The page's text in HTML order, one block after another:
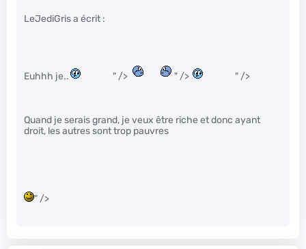
LeJediGris a écrit :
Euhhh je.. " /> " /> " />
Quand je serais grand, je veux être riche et donc ayant
droit, les autres sont trop pauvres
" />